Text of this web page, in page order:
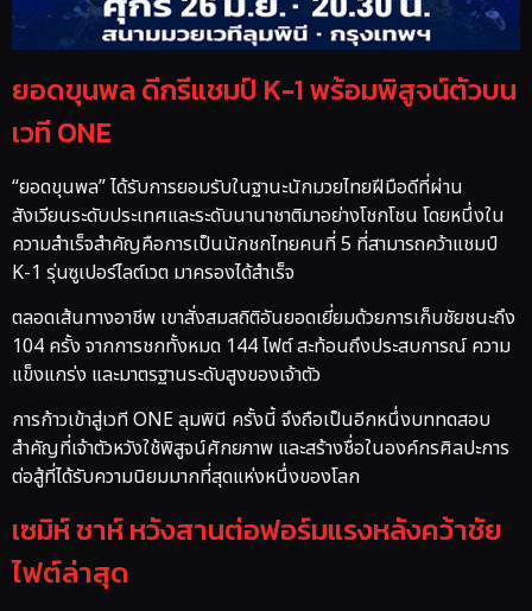
ยอดขุนพล ดีกรีแชมป์ K-1 พร้อมพิสูจน์ตัวบน
เวที ONE
“ยอดขุนพล” ได้รับการยอมรับในฐานะนักมวยไทยฝีมือดีที่ผ่าน
สังเวียนระดับประเทศและระดับนานาชาติมาอย่างโชกโชน โดยหนึ่งใน
ความสำเร็จสำคัญคือการเป็นนักชกไทยคนที่ 5 ที่สามารถคว้าแชมป์
K-1 รุ่นซูเปอร์ไลต์เวต มาครองได้สำเร็จ
ตลอดเส้นทางอาชีพ เขาสั่งสมสถิติอันยอดเยี่ยมด้วยการเก็บชัยชนะถึง
104 ครั้ง จากการชกทั้งหมด 144 ไฟต์ สะท้อนถึงประสบการณ์ ความ
แข็งแกร่ง และมาตรฐานระดับสูงของเจ้าตัว
การก้าวเข้าสู่เวที ONE ลุมพินี ครั้งนี้ จึงถือเป็นอีกหนึ่งบททดสอบ
สำคัญที่เจ้าตัวหวังใช้พิสูจน์ศักยภาพ และสร้างชื่อในองค์กรศิลปะการ
ต่อสู้ที่ได้รับความนิยมมากที่สุดแห่งหนึ่งของโลก
เซมิห์ ชาห์ หวังสานต่อฟอร์มแรงหลังคว้าชัย
ไฟต์ล่าสุด